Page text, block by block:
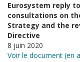
Eurosystem reply
consultations on
Strategy and the
Directive
8 juin 2020
Voir le document (en